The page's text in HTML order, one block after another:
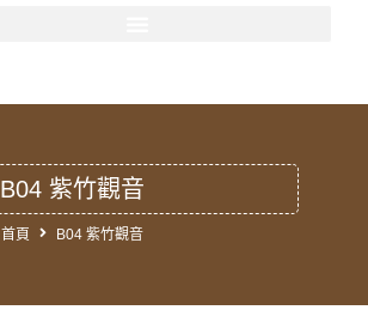
B04 紫竹觀音
首頁 B04 紫竹觀音